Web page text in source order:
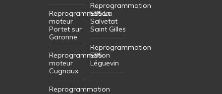
Reprogrammation
moteur
Portet sur
Garonne
Reprogrammation
moteur
Cugnaux
Reprogrammation
Reprogrammation
E85 La
Salvetat
Saint Gilles
Reprogrammation
E85
Léguevin